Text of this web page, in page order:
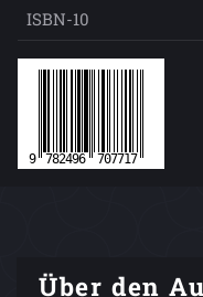
ISBN-10
Über den